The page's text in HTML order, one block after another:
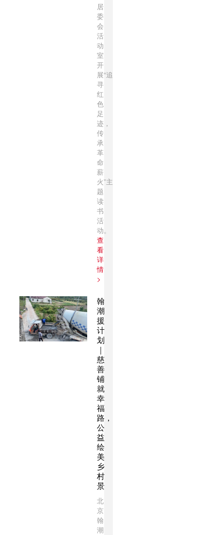
居
委
会
活
动
室
开
展“追
寻
红
色
足
迹，
传
承
革
命
薪
火”主
题
读
书
活
动。
查
看
详
情
>
翰
潮
援
计
划
｜
慈
善
铺
就
幸
福
路，
公
益
绘
美
乡
村
景
北
京
翰
潮